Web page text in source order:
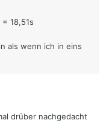
18,51s
als wenn ich in eins
drüber nachgedacht